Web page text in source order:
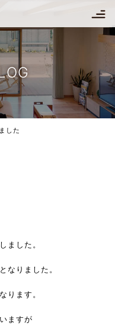
した
ました。
なりました。
ります。
ますが